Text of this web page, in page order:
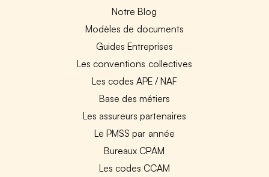
Notre Blog
Modèles de documents
Guides Entreprises
Les conventions collectives
Les codes APE / NAF
Base des métiers
Les assureurs partenaires
Le PMSS par année
Bureaux CPAM
Les codes CCAM